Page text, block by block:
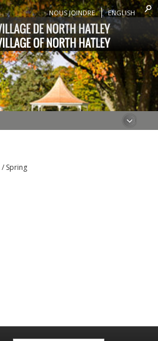
NOUS JOINDRE ENGLISH
/ Spring